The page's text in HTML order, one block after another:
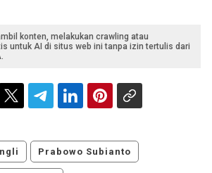
konten, melakukan crawling atau
untuk AI di situs web ini tanpa izin tertulis dari
Prabowo Subianto